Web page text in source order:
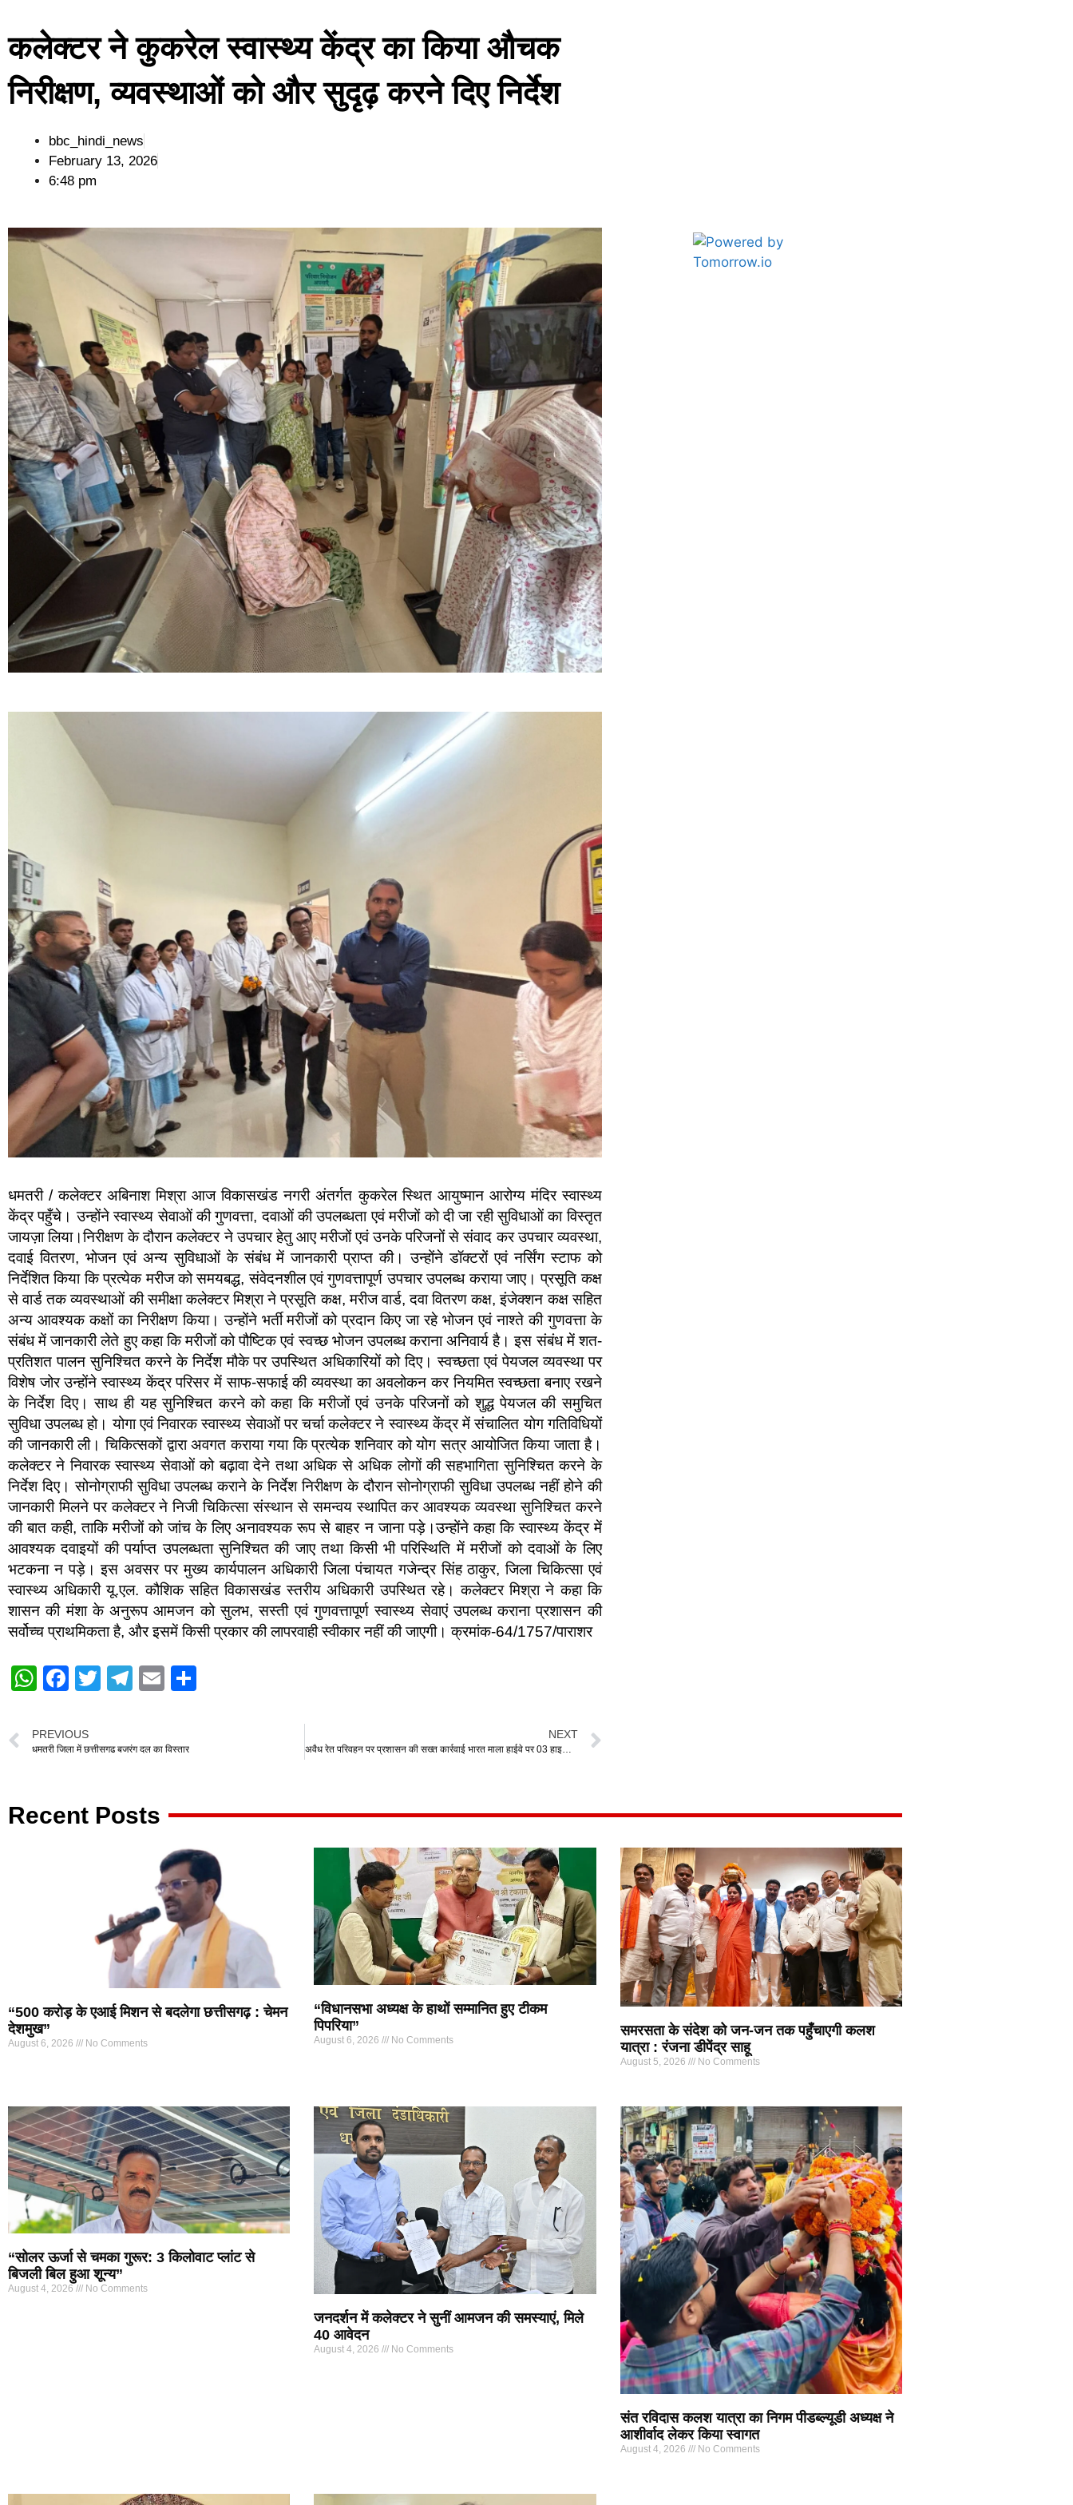
कलेक्टर ने कुकरेल स्वास्थ्य केंद्र का किया औचक
निरीक्षण, व्यवस्थाओं को और सुदृढ़ करने दिए निर्देश
bbc_hindi_news
February 13, 2026
6:48 pm
धमतरी / कलेक्टर अबिनाश मिश्रा आज विकासखंड नगरी अंतर्गत कुकरेल स्थित आयुष्मान आरोग्य मंदिर स्वास्थ्य
केंद्र पहुँचे। उन्होंने स्वास्थ्य सेवाओं की गुणवत्ता, दवाओं की उपलब्धता एवं मरीजों को दी जा रही सुविधाओं का विस्तृत
जायज़ा लिया।निरीक्षण के दौरान कलेक्टर ने उपचार हेतु आए मरीजों एवं उनके परिजनों से संवाद कर उपचार व्यवस्था,
दवाई वितरण, भोजन एवं अन्य सुविधाओं के संबंध में जानकारी प्राप्त की। उन्होंने डॉक्टरों एवं नर्सिंग स्टाफ को
निर्देशित किया कि प्रत्येक मरीज को समयबद्ध, संवेदनशील एवं गुणवत्तापूर्ण उपचार उपलब्ध कराया जाए। प्रसूति कक्ष
से वार्ड तक व्यवस्थाओं की समीक्षा कलेक्टर मिश्रा ने प्रसूति कक्ष, मरीज वार्ड, दवा वितरण कक्ष, इंजेक्शन कक्ष सहित
अन्य आवश्यक कक्षों का निरीक्षण किया। उन्होंने भर्ती मरीजों को प्रदान किए जा रहे भोजन एवं नाश्ते की गुणवत्ता के
संबंध में जानकारी लेते हुए कहा कि मरीजों को पौष्टिक एवं स्वच्छ भोजन उपलब्ध कराना अनिवार्य है। इस संबंध में शत-
प्रतिशत पालन सुनिश्चित करने के निर्देश मौके पर उपस्थित अधिकारियों को दिए। स्वच्छता एवं पेयजल व्यवस्था पर
विशेष जोर उन्होंने स्वास्थ्य केंद्र परिसर में साफ-सफाई की व्यवस्था का अवलोकन कर नियमित स्वच्छता बनाए रखने
के निर्देश दिए। साथ ही यह सुनिश्चित करने को कहा कि मरीजों एवं उनके परिजनों को शुद्ध पेयजल की समुचित
सुविधा उपलब्ध हो। योगा एवं निवारक स्वास्थ्य सेवाओं पर चर्चा कलेक्टर ने स्वास्थ्य केंद्र में संचालित योग गतिविधियों
की जानकारी ली। चिकित्सकों द्वारा अवगत कराया गया कि प्रत्येक शनिवार को योग सत्र आयोजित किया जाता है।
कलेक्टर ने निवारक स्वास्थ्य सेवाओं को बढ़ावा देने तथा अधिक से अधिक लोगों की सहभागिता सुनिश्चित करने के
निर्देश दिए। सोनोग्राफी सुविधा उपलब्ध कराने के निर्देश निरीक्षण के दौरान सोनोग्राफी सुविधा उपलब्ध नहीं होने की
जानकारी मिलने पर कलेक्टर ने निजी चिकित्सा संस्थान से समन्वय स्थापित कर आवश्यक व्यवस्था सुनिश्चित करने
की बात कही, ताकि मरीजों को जांच के लिए अनावश्यक रूप से बाहर न जाना पड़े।उन्होंने कहा कि स्वास्थ्य केंद्र में
आवश्यक दवाइयों की पर्याप्त उपलब्धता सुनिश्चित की जाए तथा किसी भी परिस्थिति में मरीजों को दवाओं के लिए
भटकना न पड़े। इस अवसर पर मुख्य कार्यपालन अधिकारी जिला पंचायत गजेन्द्र सिंह ठाकुर, जिला चिकित्सा एवं
स्वास्थ्य अधिकारी यू.एल. कौशिक सहित विकासखंड स्तरीय अधिकारी उपस्थित रहे। कलेक्टर मिश्रा ने कहा कि
शासन की मंशा के अनुरूप आमजन को सुलभ, सस्ती एवं गुणवत्तापूर्ण स्वास्थ्य सेवाएं उपलब्ध कराना प्रशासन की
सर्वोच्च प्राथमिकता है, और इसमें किसी प्रकार की लापरवाही स्वीकार नहीं की जाएगी। क्रमांक-64/1757/पाराशर
W
at
s
p
p
F
c
e
o
o
T
er
T
gr
m
E
PREVIOUS
धमतरी जिला में छत्तीसगढ बजरंग दल का विस्तार
NEXT
Recent Posts
“500 करोड़ के एआई मिशन से बदलेगा छत्तीसगढ़ : चेमन
देशमुख”
August 6, 2026 No Comments
“विधानसभा अध्यक्ष के हाथों सम्मानित हुए टीकम
पिपरिया”
August 6, 2026 No Comments
समरसता के संदेश को जन-जन तक पहुँचाएगी कलश
यात्रा : रंजना डीपेंद्र साहू
August 5, 2026 No Comments
“सोलर ऊर्जा से चमका गुरूर: 3 किलोवाट प्लांट से
बिजली बिल हुआ शून्य”
August 4, 2026 No Comments
जनदर्शन में कलेक्टर ने सुनीं आमजन की समस्याएं, मिले
40 आवेदन
August 4, 2026 No Comments
संत रविदास कलश यात्रा का निगम पीडब्ल्यूडी अध्यक्ष ने
आशीर्वाद लेकर किया स्वागत
August 4, 2026 No Comments